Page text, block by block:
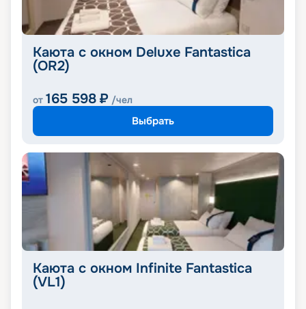
Каюта с окном Deluxe Fantastica
(OR2)
от 165 598 ₽ /чел
Выбрать
Каюта с окном Infinite Fantastica
(VL1)